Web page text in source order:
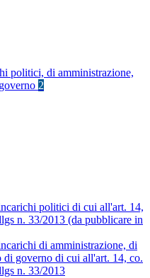
politici, di amministrazione,
2
politici di cui all'art. 14,
n. 33/2013 (da pubblicare in
di amministrazione, di
di governo di cui all'art. 14, co.
n. 33/2013